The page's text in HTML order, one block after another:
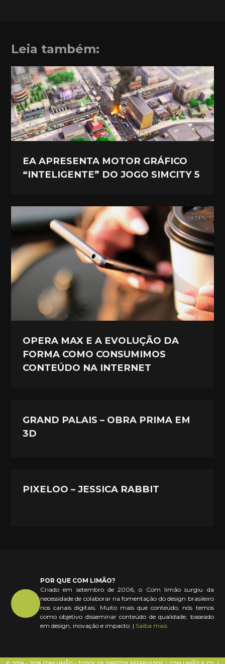
Leia também:
EA APRESENTA MOTOR GRÁFICO
“INTELIGENTE” DO JOGO SIMCITY 5
OPERA MAX E A EVOLUÇÃO DA
FORMA COMO CONSUMIMOS
CONTEÚDO NA INTERNET
GRAND PALAIS – OBRA PRIMA EM
3D
PIXELOO – JESSICA RABBIT
POR QUE COM LIMÃO?
Criado em setembro de 2006, o Com limão surgiu da
necessidade de colaborar na fomentação do design brasileiro
nos canais digitais. Muito mais que conteúdo, nós temos
como objetivo disseminar conteúdo de qualidade, baseado
em design, inovação e impacto. | Saiba mais